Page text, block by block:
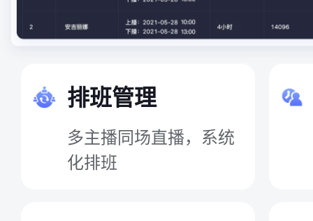
排班管理
多主播同场直播，系统
化排班